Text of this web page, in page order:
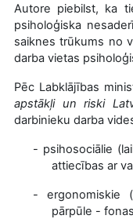
Autore piebilst, ka
psiholoģiska
saiknes trūkums no
darba vietas
Pēc Labklājības
apstākļi un riski
darbinieku darba
- psihosociālie
attiecības ar
-
ergonomiskie
pārpūle -